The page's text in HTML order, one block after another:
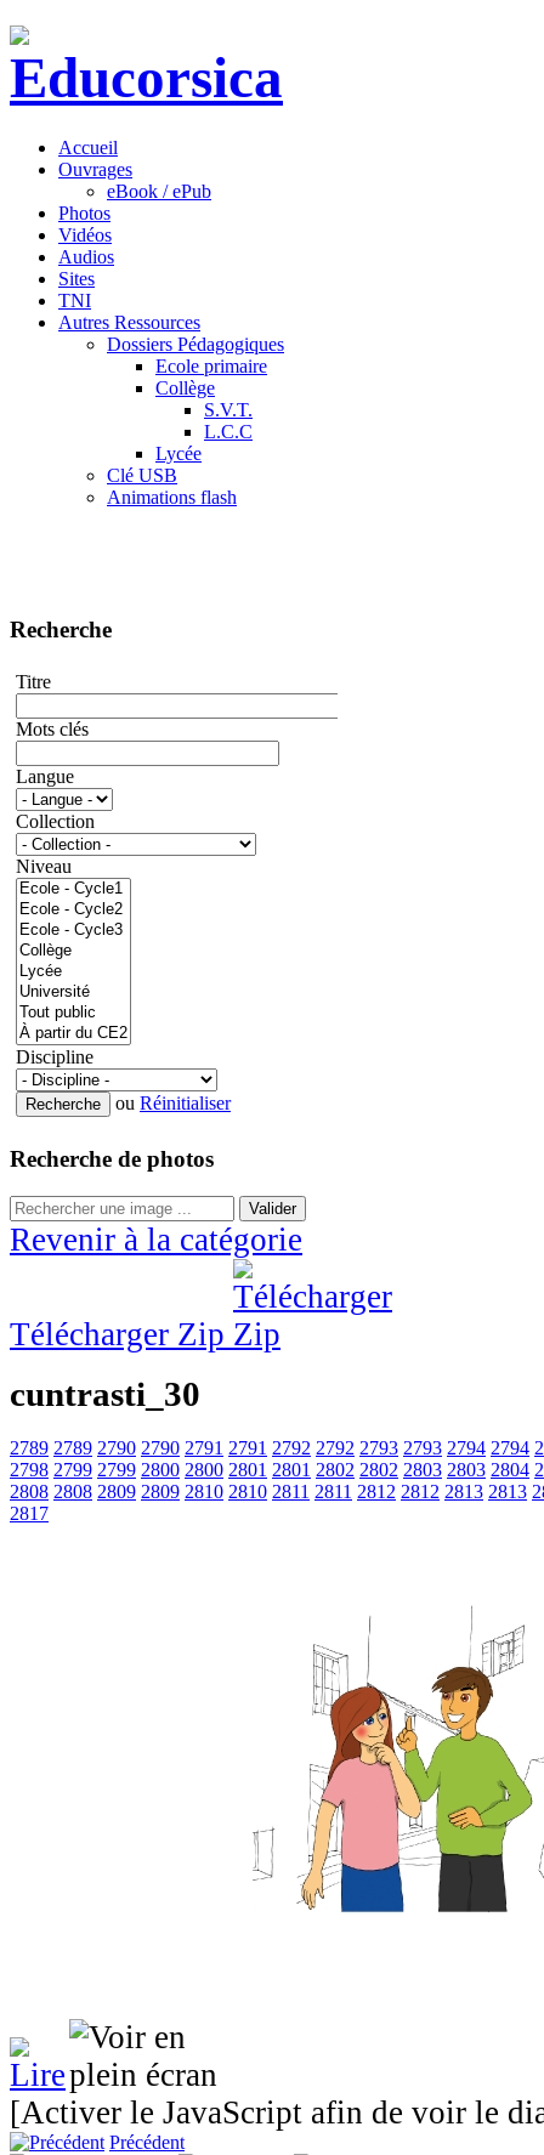
Accueil
Ouvrages
eBook / ePub
Photos
Vidéos
Audios
Sites
TNI
Autres Ressources
Dossiers Pédagogiques
Ecole primaire
Collège
S.V.T.
L.C.C
Lycée
Clé USB
Animations flash
Recherche
Titre
Mots clés
Langue
Collection
Niveau
Discipline
ou Réinitialiser
Recherche de photos
Valider
Revenir à la catégorie
Télécharger Zip
cuntrasti_30
2789 2789 2790 2790 2791 2791 2792 2792 2793 2793 2794 2794
2798 2799 2799 2800 2800 2801 2801 2802 2802 2803 2803 2804
2808 2808 2809 2809 2810 2810 2811 2811 2812 2812 2813 2813
2817
[Activer le JavaScript afin de voir le
Précédent